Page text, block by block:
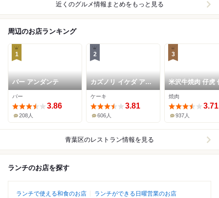
近くのグルメ情報まとめをもっと見る
周辺のお店ランキング
1
バー アンダンテ
バー
3.86
208人
2
カズノリ イケダ アン
ディヴィデュエル エ
スパル仙台店
ケーキ
3.81
606人
3
米沢牛焼肉 仔虎
駅前店
焼肉
3.71
937人
青葉区のレストラン情報を見る
ランチのお店を探す
ランチで使える和食のお店 ランチができる日曜営業のお店